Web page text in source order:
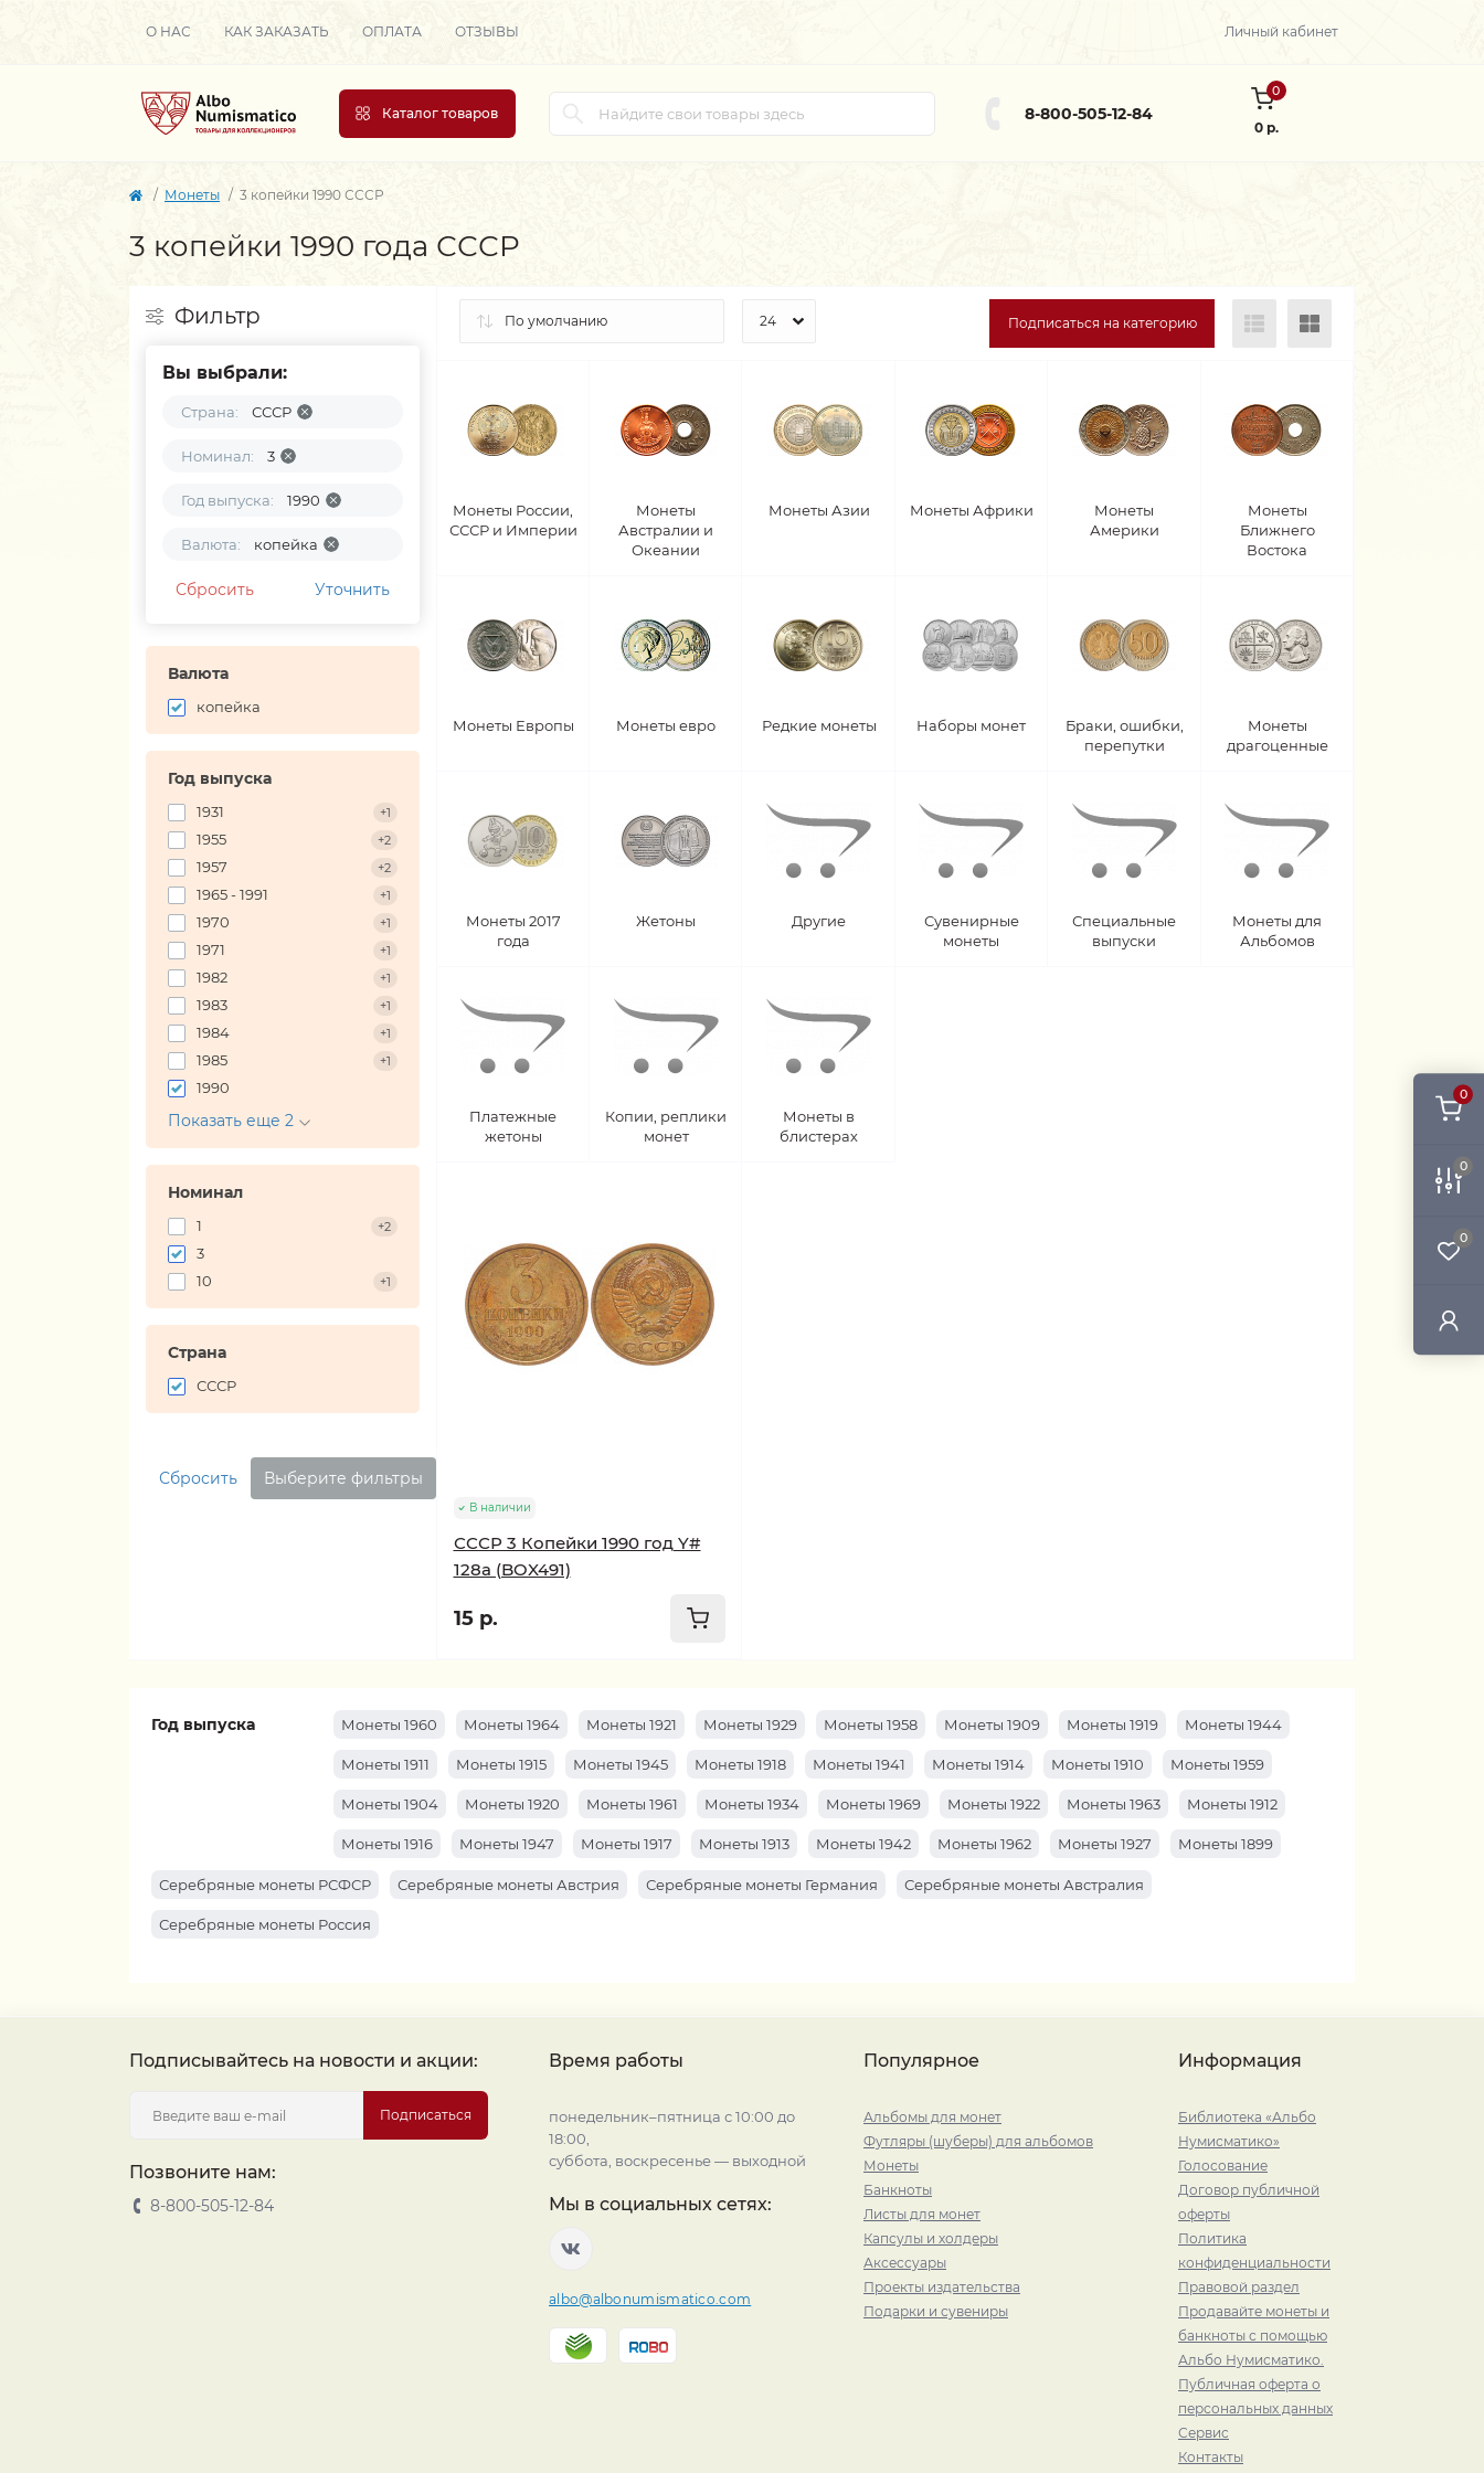
0
0
0
О НАС КАК ЗАКАЗАТЬ ОПЛАТА ОТЗЫВЫ Личный кабинет
Каталог товаров 8-800-505-12-84
0
0 р.
Монеты 3 копейки 1990 СССР
3 копейки 1990 года СССР
Фильтр
Вы выбрали:
Страна: СССР
Номинал: 3
Год выпуска: 1990
Валюта: копейка
Сбросить Уточнить
Валюта
копейка
Год выпуска
1931 +1
1955 +2
1957 +2
1965 - 1991 +1
1970 +1
1971 +1
1982 +1
1983 +1
1984 +1
1985 +1
1990
Показать еще 2
Номинал
1 +2
3
10
+1
Страна
СССР
Сбросить Выберите фильтры
Подписаться на категорию
Монеты России,
СССР и Империи
Монеты
Австралии и
Океании
Монеты Азии Монеты Африки
Монеты
Америки
Монеты
Ближнего
Востока
Монеты Европы Монеты евро Редкие монеты Наборы монет
Браки, ошибки,
перепутки
Монеты
драгоценные
Монеты 2017
года
Жетоны Другие
Сувенирные
монеты
Специальные
выпуски
Монеты для
Альбомов
Платежные
жетоны
Копии, реплики
монет
Монеты в
блистерах
В наличии
СССР 3 Копейки 1990 год Y#
128a (BOX491)
15 р.
Год выпуска Монеты 1960 Монеты 1964 Монеты 1921 Монеты 1929 Монеты 1958 Монеты 1909 Монеты 1919 Монеты 1944
Монеты 1911 Монеты 1915 Монеты 1945 Монеты 1918 Монеты 1941 Монеты 1914 Монеты 1910 Монеты 1959
Монеты 1904 Монеты 1920 Монеты 1961 Монеты 1934 Монеты 1969 Монеты 1922 Монеты 1963 Монеты 1912
Монеты 1916 Монеты 1947 Монеты 1917 Монеты 1913 Монеты 1942 Монеты 1962 Монеты 1927 Монеты 1899
Серебряные монеты РСФСР Серебряные монеты Австрия Серебряные монеты Германия Серебряные монеты Австралия
Серебряные монеты Россия
Подписывайтесь на новости и акции:
Подписаться
Позвоните нам:
8-800-505-12-84
Время работы
понедельник–пятница с 10:00 до
18:00,
суббота, воскресенье — выходной
Мы в социальных сетях:
albo@albonumismatico.com
Популярное
Альбомы для монет
Футляры (шуберы) для альбомов
Монеты
Банкноты
Листы для монет
Капсулы и холдеры
Аксессуары
Проекты издательства
Подарки и сувениры
Информация
Библиотека «Альбо
Нумисматико»
Голосование
Договор публичной
оферты
Политика
конфиденциальности
Правовой раздел
Продавайте монеты и
банкноты с помощью
Альбо Нумисматико.
Публичная оферта о
персональных данных
Сервис
Контакты